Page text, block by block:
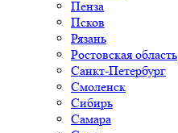
Пенза
Псков
Рязань
Ростовская область
Санкт-Петербург
Смоленск
Сибирь
Самара